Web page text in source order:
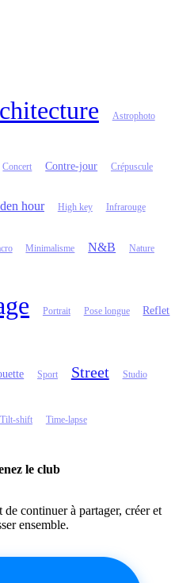
Astrophoto
Concert Contre-jour Crépuscule
hour High key Infrarouge
Minimalisme N&B Nature
Portrait Pose longue Reflet
Sport Street Studio
Tilt-shift Time-lapse
le club
continuer à partager, créer et
ensemble.